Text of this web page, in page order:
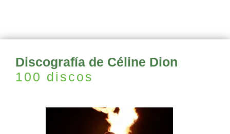
Discografía de Céline Dion
100 discos